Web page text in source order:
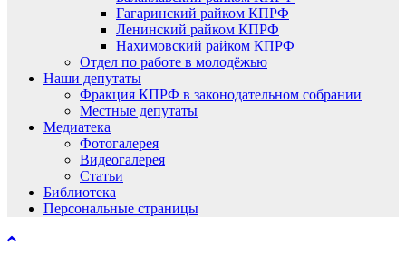
Гагаринский райком КПРФ
Ленинский райком КПРФ
Нахимовский райком КПРФ
Отдел по работе в молодёжью
Наши депутаты
Фракция КПРФ в законодательном собрании
Местные депутаты
Медиатека
Фотогалерея
Видеогалерея
Статьи
Библиотека
Персональные страницы